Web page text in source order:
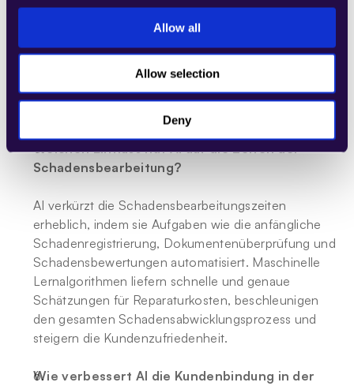
Allow all
Allow selection
Deny
um maßgeschneiderten Versicherungsschutz und
Preise anzubieten. Diese Personalisierung verbessert
die Kundenzufriedenheit und -loyalität, indem sie
Policen bereitstellt, die den individuellen
Welchen Einfluss hat AI auf die Zeiten der
Schadensbearbeitung?
AI verkürzt die Schadensbearbeitungszeiten
erheblich, indem sie Aufgaben wie die anfängliche
Schadenregistrierung, Dokumentenüberprüfung und
Schadensbewertungen automatisiert. Maschinelle
Lernalgorithmen liefern schnelle und genaue
Schätzungen für Reparaturkosten, beschleunigen
den gesamten Schadensabwicklungsprozess und
steigern die Kundenzufriedenheit.
Wie verbessert AI die Kundenbindung in der